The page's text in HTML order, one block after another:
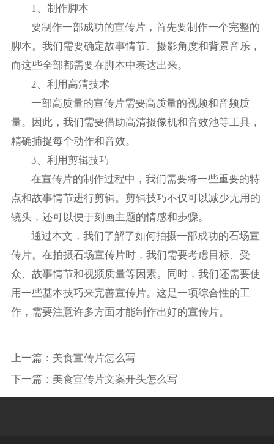
1、制作脚本
要制作一部成功的宣传片，首先要制作一个完整的
脚本。我们需要确定故事情节、摄影角度和背景音乐，
而这些全部都需要在脚本中表达出来。
2、利用高清技术
一部高质量的宣传片需要高质量的视频和音频质
量。因此，我们需要借助高清摄像机和音效池等工具，
精确捕捉每个动作和音效。
3、利用剪辑技巧
在宣传片的制作过程中，我们需要将一些重要的特
点和故事情节进行剪辑。剪辑技巧不仅可以减少无用的
镜头，还可以便于刻画主题的情感和步骤。
通过本文，我们了解了如何拍摄一部成功的石场宣
传片。在拍摄石场宣传片时，我们需要考虑目标、受
众、故事情节和视频质量等因素。同时，我们还需要使
用一些基本技巧来完善宣传片。这是一项综合性的工
作，需要注意许多方面才能制作出好的宣传片。
上一篇： 美食宣传片怎么写
下一篇： 美食宣传片文案开头怎么写